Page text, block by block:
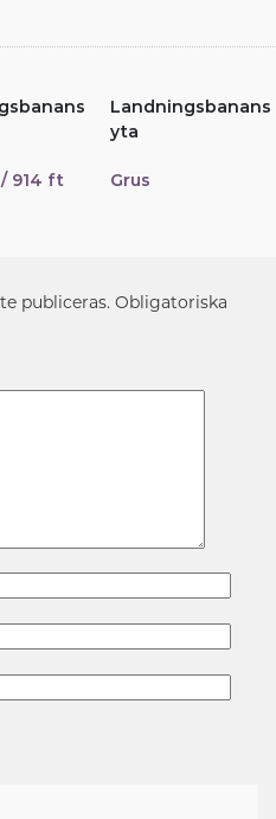
Landningsbanans
yta
914 ft Grus
publiceras. Obligatoriska